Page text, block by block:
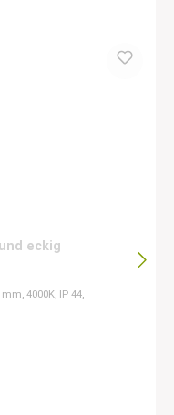
eckig
4000K, IP 44,